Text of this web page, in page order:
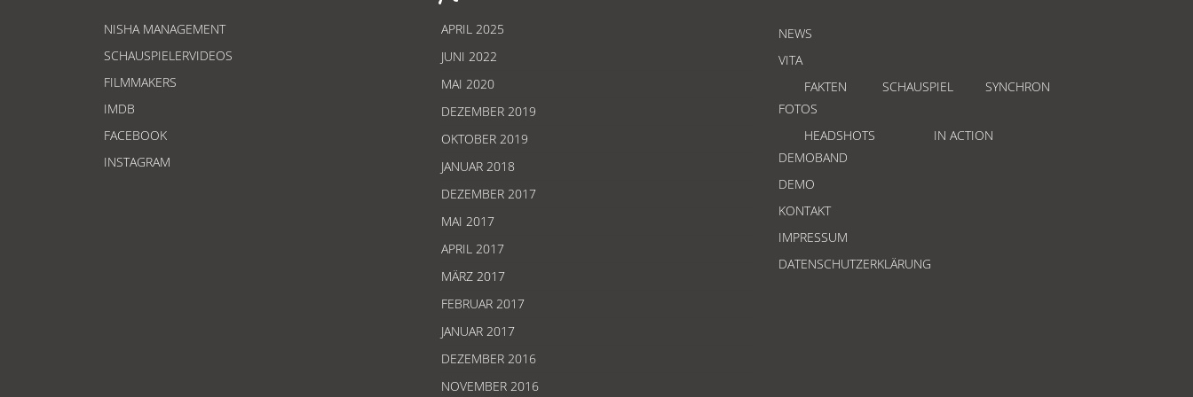
NISHA MANAGEMENT
SCHAUSPIELERVIDEOS
FILMMAKERS
IMDB
FACEBOOK
INSTAGRAM
APRIL 2025
JUNI 2022
MAI 2020
DEZEMBER 2019
OKTOBER 2019
JANUAR 2018
DEZEMBER 2017
MAI 2017
APRIL 2017
MÄRZ 2017
FEBRUAR 2017
JANUAR 2017
DEZEMBER 2016
NOVEMBER 2016
NEWS
VITA
FAKTEN
SCHAUSPIEL
SYNCHRON
FOTOS
HEADSHOTS
IN ACTION
DEMOBAND
DEMO
KONTAKT
IMPRESSUM
DATENSCHUTZERKLÄRUNG